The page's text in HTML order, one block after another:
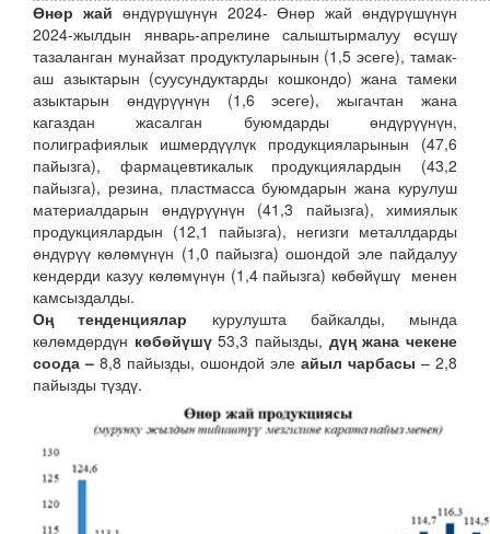
Өнөр жай өндүрүшүнүн 2024- Өнөр жай өндүрүшүнүн
2024-жылдын январь-апрелине салыштырмалуу өсүшү
тазаланган мунайзат продуктуларынын (1,5 эсеге), тамак-
аш азыктарын (суусундуктарды кошкондо) жана тамеки
азыктарын өндүрүүнүн (1,6 эсеге), жыгачтан жана
кагаздан жасалган буюмдарды өндүрүүнүн,
полиграфиялык ишмердүүлүк продукцияларынын (47,6
пайызга), фармацевтикалык продукциялардын (43,2
пайызга), резина, пластмасса буюмдарын жана курулуш
материалдарын өндүрүүнүн (41,3 пайызга), химиялык
продукциялардын (12,1 пайызга), негизги металлдарды
өндүрүү көлөмүнүн (1,0 пайызга) ошондой эле пайдалуу
кендерди казуу көлөмүнүн (1,4 пайызга) көбөйүшү менен
камсыздалды.
Оң тенденциялар курулушта байкалды, мында
көлөмдөрдүн көбөйүшү53,3 пайызды, дүң жана чекене
соода – 8,8 пайызды, ошондой эле айыл чарбасы – 2,8
пайызды түздү.